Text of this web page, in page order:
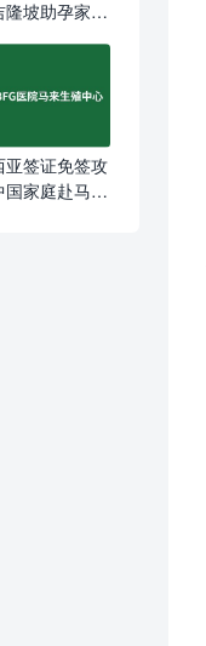
隆坡助孕家庭
亚签证免签攻
国家庭赴马来